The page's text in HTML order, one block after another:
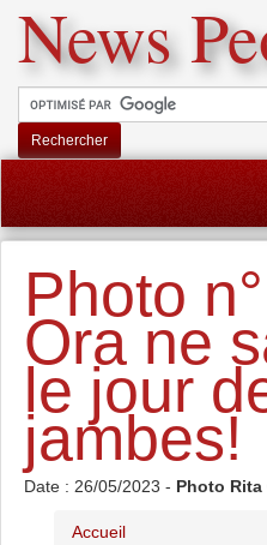
News
Rechercher
Photo
Ora ne
le jour
jambes!
Date : 26/05/2023 - Photo Rita
Accueil